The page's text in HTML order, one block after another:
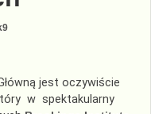
jest oczywiście
w spektakularny